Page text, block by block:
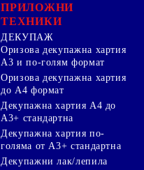
ПРИЛОЖНИ
ТЕХНИКИ
ДЕКУПАЖ
Оризова декупажна хартия
А3 и по-голям формат
Оризова декупажна хартия
до А4 формат
Декупажна хартия А4 до
А3+ стандартна
Декупажна хартия по-
голяма от А3+ стандартна
Декупажни лак/лепила